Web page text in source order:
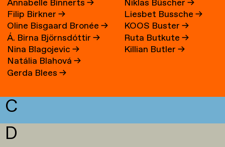
Annabelle Binnerts→
Filip Birkner→
Oline Bisgaard Bronée→
Á. Birna Björnsdóttir→
Nina Blagojevic→
Natália Blahová→
Gerda Blees→
Niklas Büscher→
Liesbet Bussche→
KOOS Buster→
Ruta Butkute→
Killian Butler→
C
D